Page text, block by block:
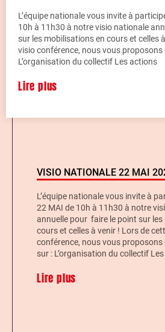
L’équipe nationale vous invite à
10h à 11h30 à notre visio nationale
sur les mobilisations en cours et celles
visio conférence, nous vous proposons
L’organisation du collectif Les actions
Lire plus
VISIO NATIONALE 22 MAI
L’équipe nationale vous invite à
22 MAI de 10h à 11h30 à notre
annuelle pour faire le point sur
cours et celles à venir ! Lors de
conférence, nous vous proposons
sur : L’organisation du collectif
Lire plus